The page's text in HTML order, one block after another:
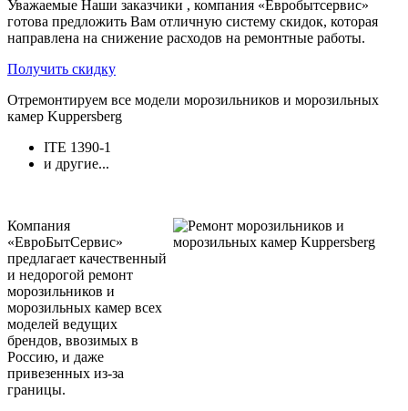
Уважаемые Наши заказчики , компания «Евробытсервис»
готова предложить Вам отличную систему скидок, которая
направлена на снижение расходов на ремонтные работы.
Получить скидку
Отремонтируем все модели морозильников и морозильных
камер Kuppersberg
ITE 1390-1
и другие...
Компания
«ЕвроБытСервис»
предлагает качественный
и недорогой ремонт
морозильников и
морозильных камер всех
моделей ведущих
брендов, ввозимых в
Россию, и даже
привезенных из-за
границы.